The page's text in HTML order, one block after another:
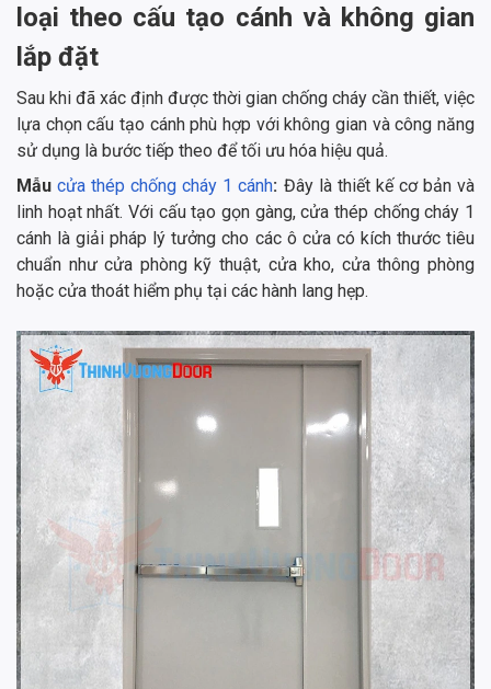
loại theo cấu tạo cánh và không gian
lắp đặt
Sau khi đã xác định được thời gian chống cháy cần thiết, việc
lựa chọn cấu tạo cánh phù hợp với không gian và công năng
sử dụng là bước tiếp theo để tối ưu hóa hiệu quả.
Mẫucửa thép chống cháy 1 cánh: Đây là thiết kế cơ bản và
linh hoạt nhất. Với cấu tạo gọn gàng, cửa thép chống cháy 1
cánh là giải pháp lý tưởng cho các ô cửa có kích thước tiêu
chuẩn như cửa phòng kỹ thuật, cửa kho, cửa thông phòng
hoặc cửa thoát hiểm phụ tại các hành lang hẹp.